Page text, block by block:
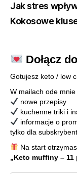
Jak stres
Kokosowe
Dołącz
Gotujesz keto / low
W mailach ode
nowe przepisy
kuchenne triki i
informacje o
tylko dla
Na start
„Keto muffiny – 11